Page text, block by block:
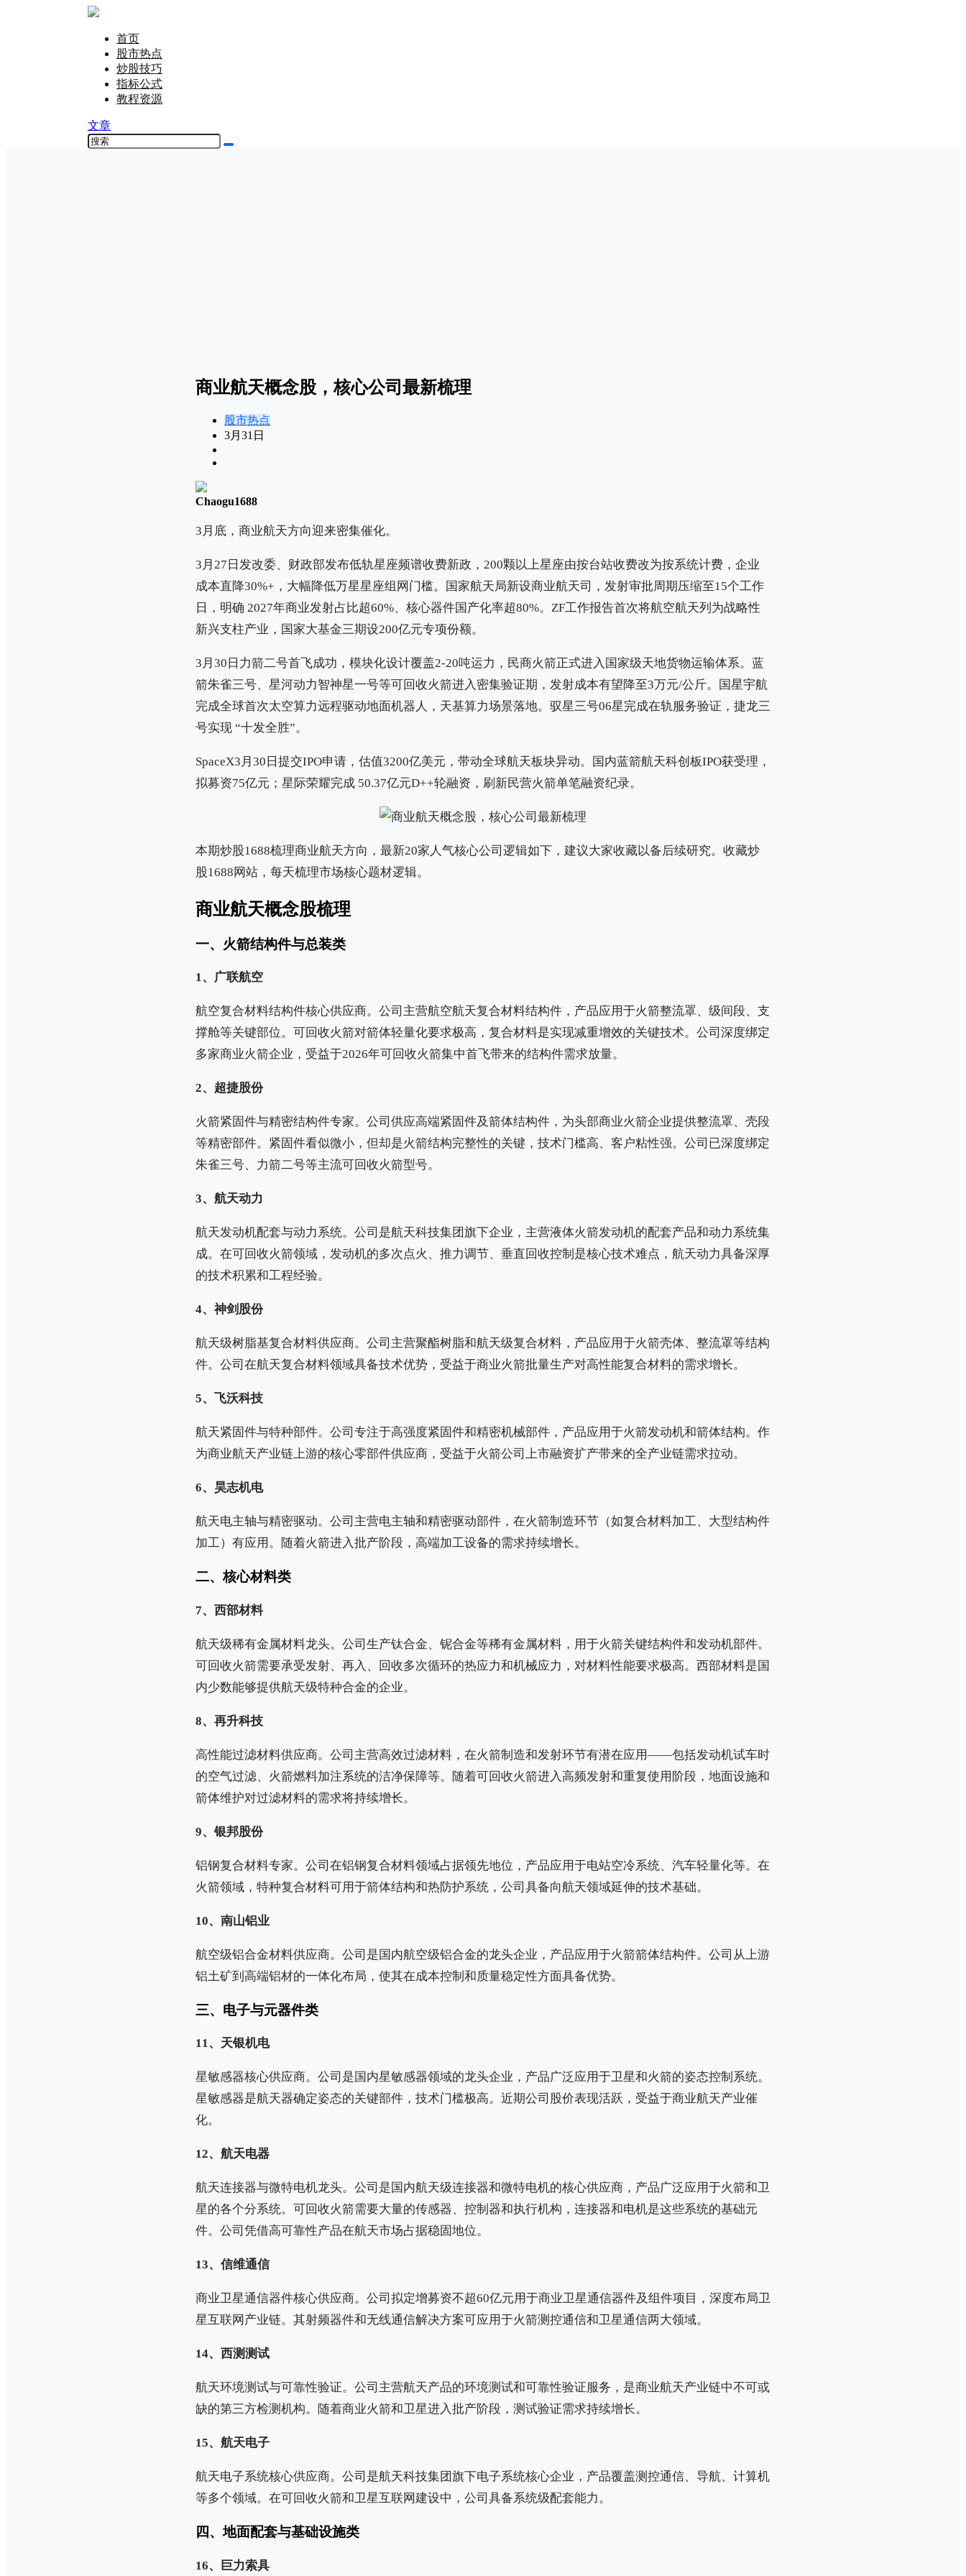
首页
股市热点
炒股技巧
指标公式
教程资源
文章
商业航天概念股，核心公司最新梳理
股市热点
3月31日
Chaogu1688
3月底，商业航天方向迎来密集催化。
3月27日发改委、财政部发布低轨星座频谱收费新政，200颗以上星座由按台站收费改为按系统计费，企业
成本直降30%+，大幅降低万星星座组网门槛。国家航天局新设商业航天司，发射审批周期压缩至15个工作
日，明确 2027年商业发射占比超60%、核心器件国产化率超80%。ZF工作报告首次将航空航天列为战略性
新兴支柱产业，国家大基金三期设200亿元专项份额。
3月30日力箭二号首飞成功，模块化设计覆盖2-20吨运力，民商火箭正式进入国家级天地货物运输体系。蓝
箭朱雀三号、星河动力智神星一号等可回收火箭进入密集验证期，发射成本有望降至3万元/公斤。国星宇航
完成全球首次太空算力远程驱动地面机器人，天基算力场景落地。驭星三号06星完成在轨服务验证，捷龙三
号实现 “十发全胜”。
SpaceX3月30日提交IPO申请，估值3200亿美元，带动全球航天板块异动。国内蓝箭航天科创板IPO获受理，
拟募资75亿元；星际荣耀完成 50.37亿元D++轮融资，刷新民营火箭单笔融资纪录。
本期炒股1688梳理商业航天方向，最新20家人气核心公司逻辑如下，建议大家收藏以备后续研究。收藏炒
股1688网站，每天梳理市场核心题材逻辑。
商业航天概念股梳理
一、火箭结构件与总装类
1、广联航空
航空复合材料结构件核心供应商。公司主营航空航天复合材料结构件，产品应用于火箭整流罩、级间段、支
撑舱等关键部位。可回收火箭对箭体轻量化要求极高，复合材料是实现减重增效的关键技术。公司深度绑定
多家商业火箭企业，受益于2026年可回收火箭集中首飞带来的结构件需求放量。
2、超捷股份
火箭紧固件与精密结构件专家。公司供应高端紧固件及箭体结构件，为头部商业火箭企业提供整流罩、壳段
等精密部件。紧固件看似微小，但却是火箭结构完整性的关键，技术门槛高、客户粘性强。公司已深度绑定
朱雀三号、力箭二号等主流可回收火箭型号。
3、航天动力
航天发动机配套与动力系统。公司是航天科技集团旗下企业，主营液体火箭发动机的配套产品和动力系统集
成。在可回收火箭领域，发动机的多次点火、推力调节、垂直回收控制是核心技术难点，航天动力具备深厚
的技术积累和工程经验。
4、神剑股份
航天级树脂基复合材料供应商。公司主营聚酯树脂和航天级复合材料，产品应用于火箭壳体、整流罩等结构
件。公司在航天复合材料领域具备技术优势，受益于商业火箭批量生产对高性能复合材料的需求增长。
5、飞沃科技
航天紧固件与特种部件。公司专注于高强度紧固件和精密机械部件，产品应用于火箭发动机和箭体结构。作
为商业航天产业链上游的核心零部件供应商，受益于火箭公司上市融资扩产带来的全产业链需求拉动。
6、昊志机电
航天电主轴与精密驱动。公司主营电主轴和精密驱动部件，在火箭制造环节（如复合材料加工、大型结构件
加工）有应用。随着火箭进入批产阶段，高端加工设备的需求持续增长。
二、核心材料类
7、西部材料
航天级稀有金属材料龙头。公司生产钛合金、铌合金等稀有金属材料，用于火箭关键结构件和发动机部件。
可回收火箭需要承受发射、再入、回收多次循环的热应力和机械应力，对材料性能要求极高。西部材料是国
内少数能够提供航天级特种合金的企业。
8、再升科技
高性能过滤材料供应商。公司主营高效过滤材料，在火箭制造和发射环节有潜在应用——包括发动机试车时
的空气过滤、火箭燃料加注系统的洁净保障等。随着可回收火箭进入高频发射和重复使用阶段，地面设施和
箭体维护对过滤材料的需求将持续增长。
9、银邦股份
铝钢复合材料专家。公司在铝钢复合材料领域占据领先地位，产品应用于电站空冷系统、汽车轻量化等。在
火箭领域，特种复合材料可用于箭体结构和热防护系统，公司具备向航天领域延伸的技术基础。
10、南山铝业
航空级铝合金材料供应商。公司是国内航空级铝合金的龙头企业，产品应用于火箭箭体结构件。公司从上游
铝土矿到高端铝材的一体化布局，使其在成本控制和质量稳定性方面具备优势。
三、电子与元器件类
11、天银机电
星敏感器核心供应商。公司是国内星敏感器领域的龙头企业，产品广泛应用于卫星和火箭的姿态控制系统。
星敏感器是航天器确定姿态的关键部件，技术门槛极高。近期公司股价表现活跃，受益于商业航天产业催
化。
12、航天电器
航天连接器与微特电机龙头。公司是国内航天级连接器和微特电机的核心供应商，产品广泛应用于火箭和卫
星的各个分系统。可回收火箭需要大量的传感器、控制器和执行机构，连接器和电机是这些系统的基础元
件。公司凭借高可靠性产品在航天市场占据稳固地位。
13、信维通信
商业卫星通信器件核心供应商。公司拟定增募资不超60亿元用于商业卫星通信器件及组件项目，深度布局卫
星互联网产业链。其射频器件和无线通信解决方案可应用于火箭测控通信和卫星通信两大领域。
14、西测测试
航天环境测试与可靠性验证。公司主营航天产品的环境测试和可靠性验证服务，是商业航天产业链中不可或
缺的第三方检测机构。随着商业火箭和卫星进入批产阶段，测试验证需求持续增长。
15、航天电子
航天电子系统核心供应商。公司是航天科技集团旗下电子系统核心企业，产品覆盖测控通信、导航、计算机
等多个领域。在可回收火箭和卫星互联网建设中，公司具备系统级配套能力。
四、地面配套与基础设施类
16、巨力索具